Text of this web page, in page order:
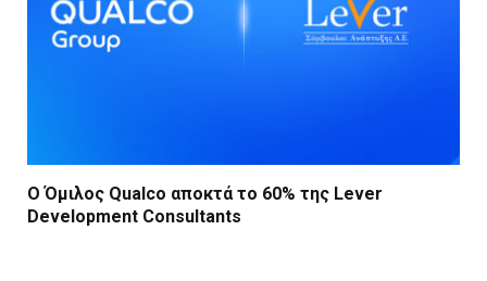
Ο Όμιλος Qualco αποκτά το 60% της Lever
Development Consultants